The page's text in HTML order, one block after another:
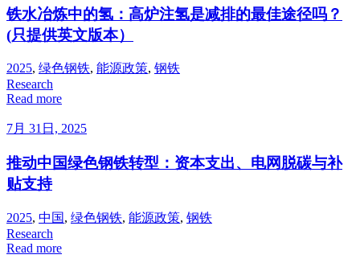
铁水冶炼中的氢：高炉注氢是减排的最佳途径吗？
(只提供英文版本）
2025, 绿色钢铁, 能源政策, 钢铁
Research
Read more
7月 31日, 2025
推动中国绿色钢铁转型：资本支出、电网脱碳与补
贴支持
2025, 中国, 绿色钢铁, 能源政策, 钢铁
Research
Read more